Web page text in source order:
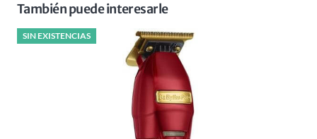
También puede interesarle
SIN EXISTENCIAS